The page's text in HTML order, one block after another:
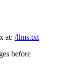
at: /llms.txt
before